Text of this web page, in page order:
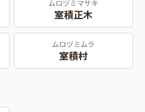
ムロヅミマサキ
室積正木
ムロヅミムラ
室積村